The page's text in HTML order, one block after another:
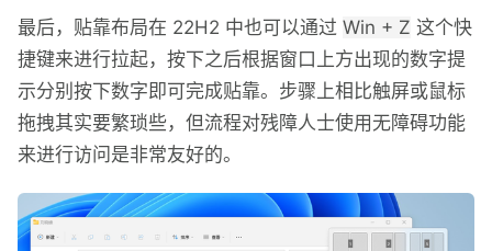
最后，贴靠布局在 22H2 中也可以通过 Win + Z 这个快
捷键来进行拉起，按下之后根据窗口上方出现的数字提
示分别按下数字即可完成贴靠。步骤上相比触屏或鼠标
拖拽其实要繁琐些，但流程对残障人士使用无障碍功能
来进行访问是非常友好的。